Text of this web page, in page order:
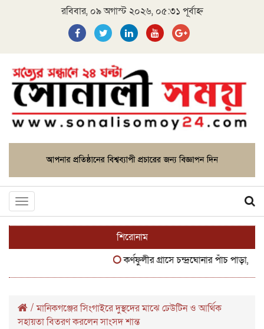
রবিবার, ০৯ অগাস্ট ২০২৬, ০৫:৩১ পূর্বাহ্ন
Toggle
navigation
শিরোনাম
কর্ণফুলীর গ্রাসে চন্দ্রঘোনার পাঁচ পাড়া, ঘর
/মানিকগঞ্জের সিংগাইরে দুস্থদের মাঝে ঢেউটিন ও আর্থিক
সহায়তা বিতরণ করলেন সাংসদ শান্ত